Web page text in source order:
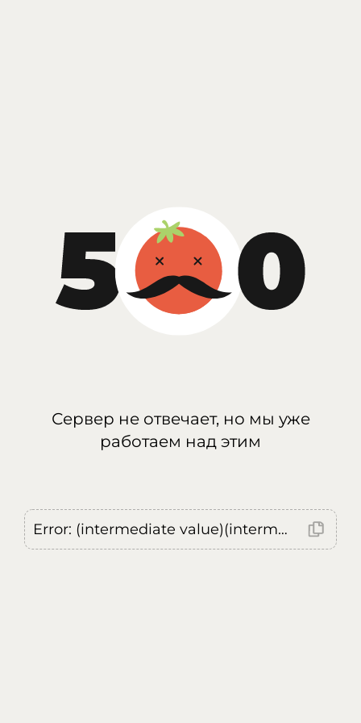
Сервер не отвечает, но мы уже
работаем над этим
Error: (intermediate value)(intermediate value)(intermediate value).replaceAll is not a function